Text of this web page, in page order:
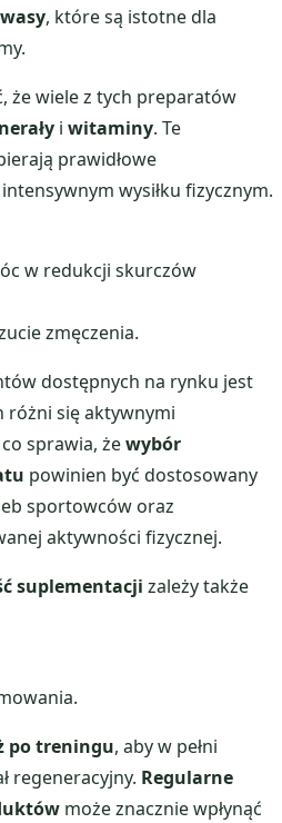
, które są istotne dla
że wiele z tych preparatów
i witaminy. Te
prawidłowe
wysiłku fizycznym.
w redukcji skurczów
zmęczenia.
dostępnych na rynku jest
różni się aktywnymi
sprawia, żewybór
powinien być dostosowany
sportowców oraz
aktywności fizycznej.
suplementacji zależy także
po treningu, aby w pełni
regeneracyjny. Regularne
może znacznie wpłynąć